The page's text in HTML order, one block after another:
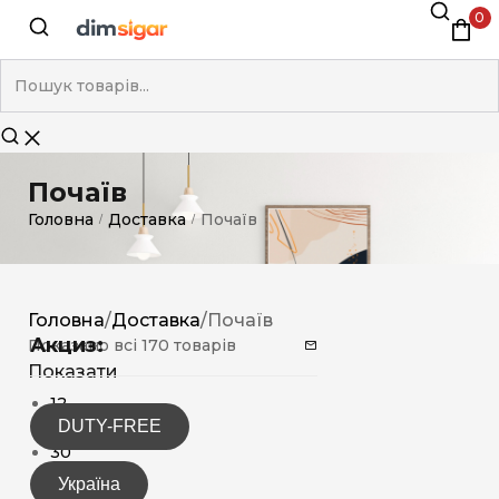
0
Почаїв
Головна / Доставка / Почаїв
Акциз:
DUTY-FREE
Україна
Головна/Доставка/Почаїв
Показано всі 170 товарів
Показати
12
15
30